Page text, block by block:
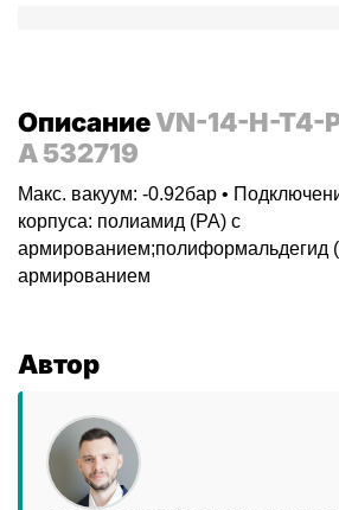
ОписаниеVN-14-H-T4-
A 532719
Макс. вакуум: -0.92бар •
корпуса: полиамид (PA) с
армированием;полиформальдегид
армированием
Автор